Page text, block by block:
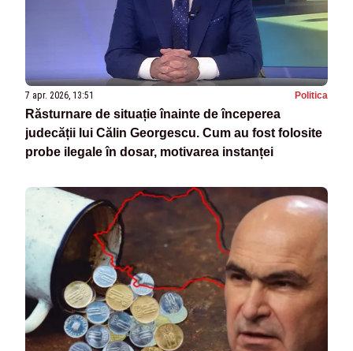
7 apr. 2026, 13:51 Politica
Răsturnare de situație înainte de începerea
judecății lui Călin Georgescu. Cum au fost folosite
probe ilegale în dosar, motivarea instanței